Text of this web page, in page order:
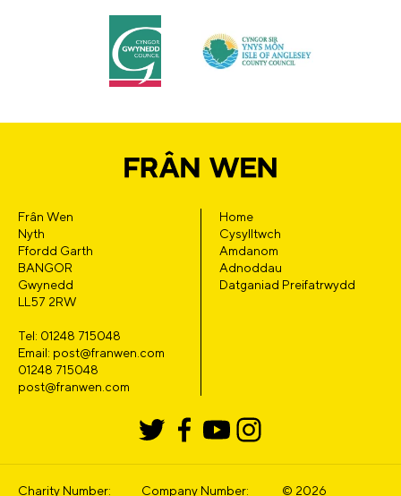
Frân Wen
Nyth
Ffordd Garth
BANGOR
Gwynedd
LL57 2RW
Tel: 01248 715048
Email: post@franwen.com
01248 715048
post@franwen.com
Home
Cysylltwch
Amdanom
Adnoddau
Datganiad Preifatrwydd
Charity Number: Company Number: © 2026